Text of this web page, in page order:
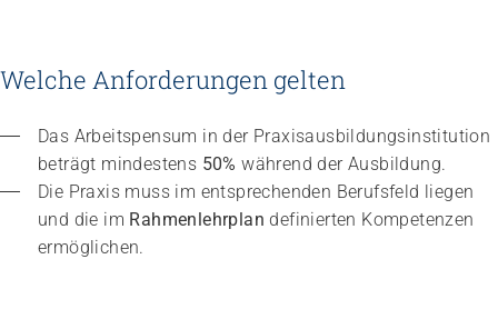
Welche Anforderungen gelten
Das Arbeitspensum in der Praxisausbildungsinstitution
beträgt mindestens 50% während der Ausbildung.
Die Praxis muss im entsprechenden Berufsfeld liegen
und die im Rahmenlehrplan definierten Kompetenzen
ermöglichen.